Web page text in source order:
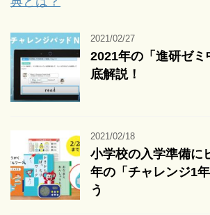
2021/02/27
2021年の「進研ゼ
底解説！
2021/02/18
小学校の入学準備に
年の「チャレンジ1
う